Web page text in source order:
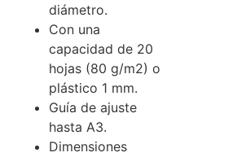
diámetro.
Con una
capacidad de 20
hojas (80 g/m2) o
plástico 1 mm.
Guía de ajuste
hasta A3.
Dimensiones